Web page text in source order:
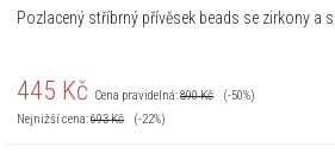
Pozlacený stříbrný přívěsek beads se zirkony a
445 Kč Cena pravidelná:890Kč
(-50%)
Nejnižší cena:693Kč (-22%)